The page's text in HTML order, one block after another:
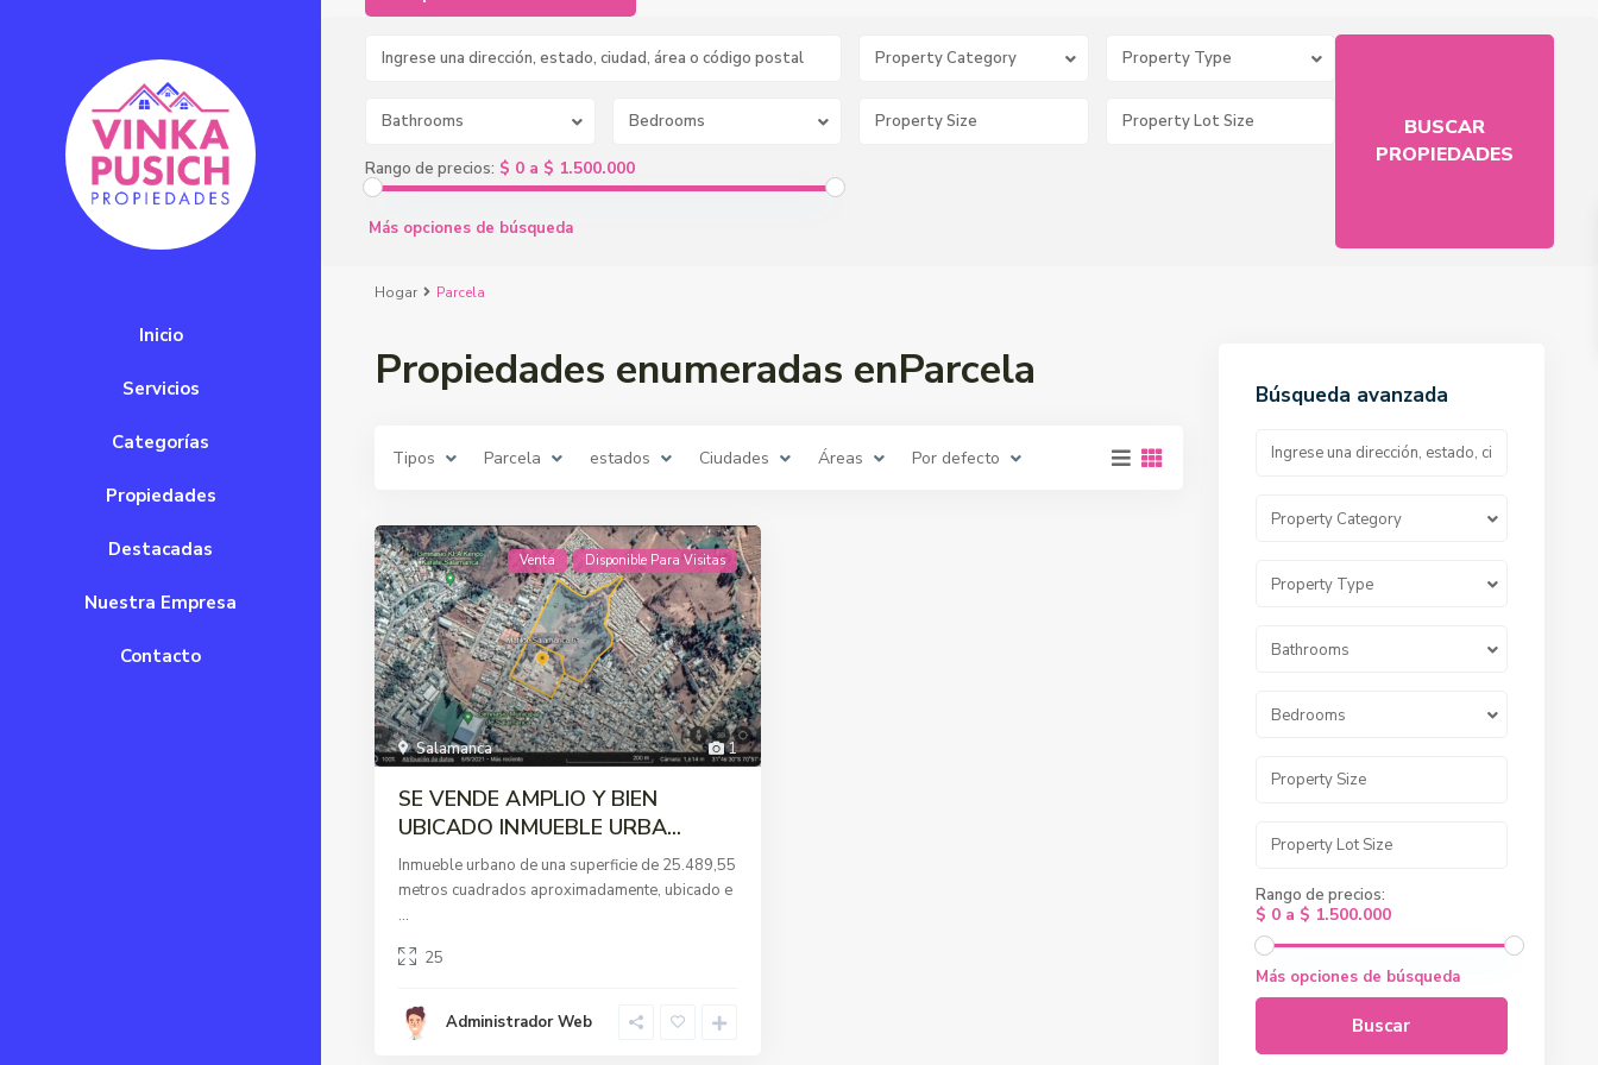
Inicio
Servicios
Categorías
Propiedades
Destacadas
Nuestra Empresa
Contacto
Property Category Property Type
Bathrooms Bedrooms
Rango de precios: $ 0 a $ 1.500.000
Más opciones de búsqueda
Hogar Parcela
Propiedades enumeradas enParcela
Tipos Parcela estados Ciudades Áreas Por defecto
1
Salamanca
Venta Disponible Para Visitas
SE VENDE AMPLIO Y BIEN
UBICADO INMUEBLE URBA...
Inmueble urbano de una superficie de 25.489,55
metros cuadrados aproximadamente, ubicado e
...
25
Administrador Web
Búsqueda avanzada
Property Category
Property Type
Bathrooms
Bedrooms
Rango de precios:
$ 0 a $ 1.500.000
Más opciones de búsqueda
Buscar